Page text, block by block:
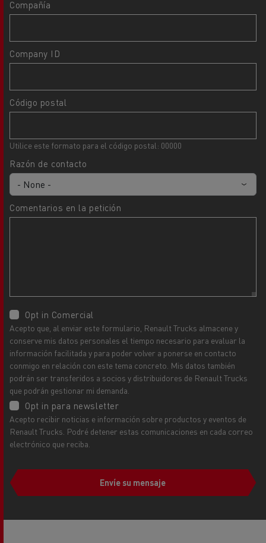
Compañía
Company ID
Código postal
Utilice este formato para el código postal: 00000
Razón de contacto
Comentarios en la petición
Opt in Comercial
Acepto que, al enviar este formulario, Renault Trucks almacene y
conserve mis datos personales el tiempo necesario para evaluar la
información facilitada y para poder volver a ponerse en contacto
conmigo en relación con este tema concreto. Mis datos también
podrán ser transferidos a socios y distribuidores de Renault Trucks
que podrán gestionar mi demanda.
Opt in para newsletter
Acepto recibir noticias e información sobre productos y eventos de
Renault Trucks. Podré detener estas comunicaciones en cada correo
electrónico que reciba.
Envíe su mensaje